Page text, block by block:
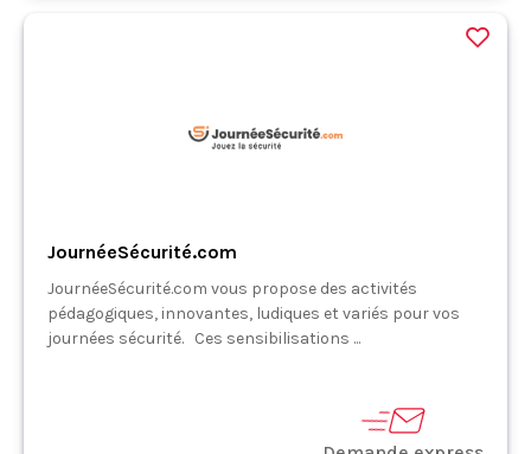
JournéeSécurité.com
JournéeSécurité.com vous propose des activités
pédagogiques, innovantes, ludiques et variés pour vos
journées sécurité. Ces sensibilisations ...